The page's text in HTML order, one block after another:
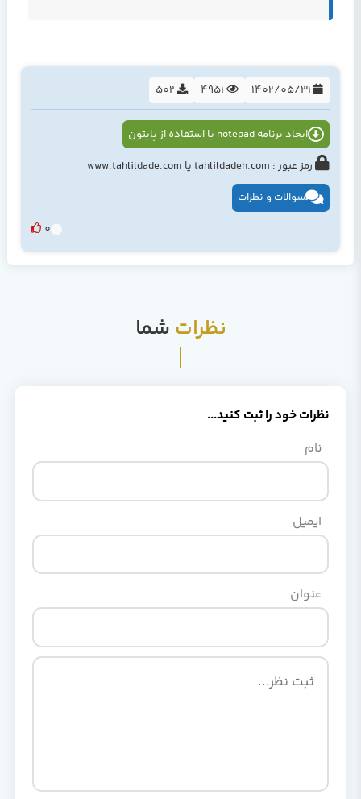
502
ایجاد برنامه notepad با استفاده از پایتون
رمز عبور : tahlildadeh.com یا www.tahlildade.com
سوالات و نظرات
0
نظرات شما
نظرات خود را ثبت کنید...
نام
ایمیل
عنوان